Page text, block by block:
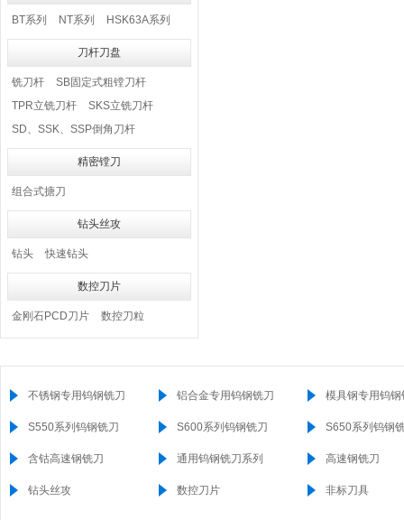
BT系列 NT系列 HSK63A系列
刀杆刀盘
铣刀杆
SB固定式粗镗刀杆
TPR立铣刀杆
SKS立铣刀杆
SD、SSK、SSP倒角刀杆
精密镗刀
组合式搪刀
钻头丝攻
钻头 快速钻头
数控刀片
金刚石PCD刀片 数控刀粒
不锈钢专用钨钢铣刀 铝合金专用钨钢铣刀 模具钢专用钨钢
S550系列钨钢铣刀 S600系列钨钢铣刀 S650系列钨钢
含钴高速钢铣刀 通用钨钢铣刀系列 高速钢铣刀
钻头丝攻 数控刀片 非标刀具